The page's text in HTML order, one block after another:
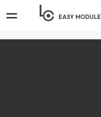
EASY MODULE